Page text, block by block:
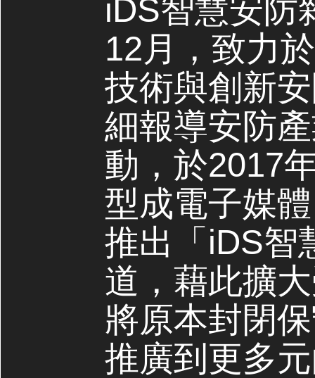
iDS智慧安防
12月，致力
技術與創新
細報導安防
動，於2017
型成電子媒
推出「iDS智
道，藉此擴
將原本封閉
推廣到更多